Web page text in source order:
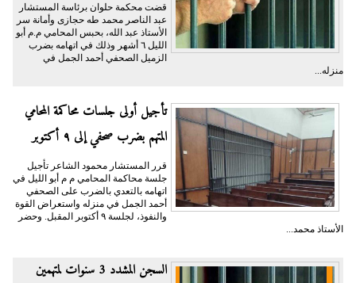
قضت محكمة حلوان برئاسة المستشار
عبد الناصر محمد طه حجازى وأمانة سر
الأستاذ عبد الله، بحبس المحامي م.م أبو
الليل ٦ أشهر وذلك في اتهامه بضرب
الزميل الصحفي أحمد الجمل في
منزله...
تأجيل أولى جلسات محاكمة المحامي
المتهم بضرب صحفي إلى ٩ أكتوبر
قرر المستشار محمود الشاعر تأجيل
جلسة محاكمة المحامي م م أبو الليل في
اتهامه بالتعدي بالضرب على الصحفي
أحمد الجمل في منزله واستعراض القوة
والنفوذ، لجلسة ٩ أكتوبر المقبل. وحضر
الأستاذ محمد...
السجن المشدد 3 سنوات لمتهمين